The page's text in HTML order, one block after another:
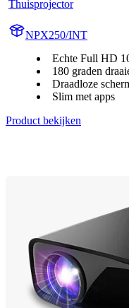
Thuisprojector
NPX250/INT
Echte Full HD
180 graden
Draadloze
Slim met apps
Product bekijken